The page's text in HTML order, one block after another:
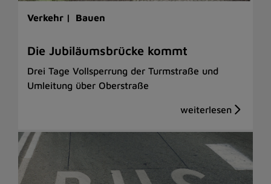
Verkehr | Bauen
Die Jubiläumsbrücke kommt
Drei Tage Vollsperrung der Turmstraße und
Umleitung über Oberstraße